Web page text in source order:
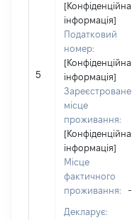
5
[Конфіденційна
інформація]
Податковий
номер:
[Конфіденційна
інформація]
Зареєстроване
місце
проживання:
[Конфіденційна
інформація]
Місце
фактичного
проживання:
-
Декларує: